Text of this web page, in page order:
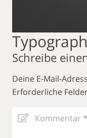
Schreibe
Deine E-Mail-
Erforderliche